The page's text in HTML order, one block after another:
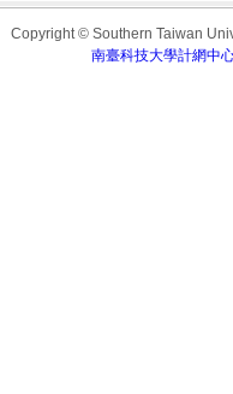
Copyright © Southern Taiwan
南臺科技大學計網中